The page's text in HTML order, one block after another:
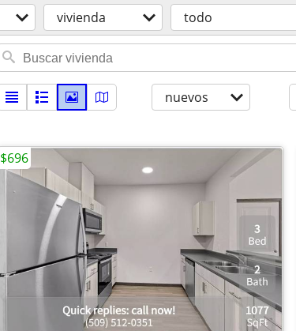
vivienda todo
nuevos
$696